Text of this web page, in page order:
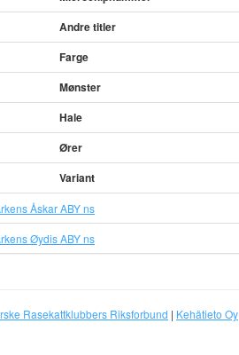
Andre titler
Farge
Mønster
Hale
Ører
Variant
Åskar ABY ns
Øydis ABY ns
Rasekattklubbers Riksforbund | Kehätieto Oy